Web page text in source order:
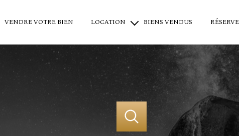
VENDRE VOTRE BIEN LOCATION
locations saisonnières
locations à l'année
location professionnel
BIENS VENDUS